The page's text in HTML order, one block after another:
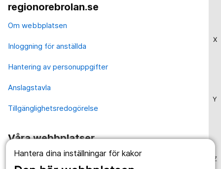
Hantera dina inställningar för kakor
X
Y
Z
regionorebrolan.se
Om webbplatsen
Inloggning för anställda
Hantering av personuppgifter
Anslagstavla
Tillgänglighetsredogörelse
Våra webbplatser
1177.se